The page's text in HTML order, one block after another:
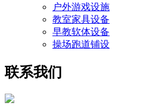
户外游戏设施
教室家具设备
早教软体设备
操场跑道铺设
联系我们